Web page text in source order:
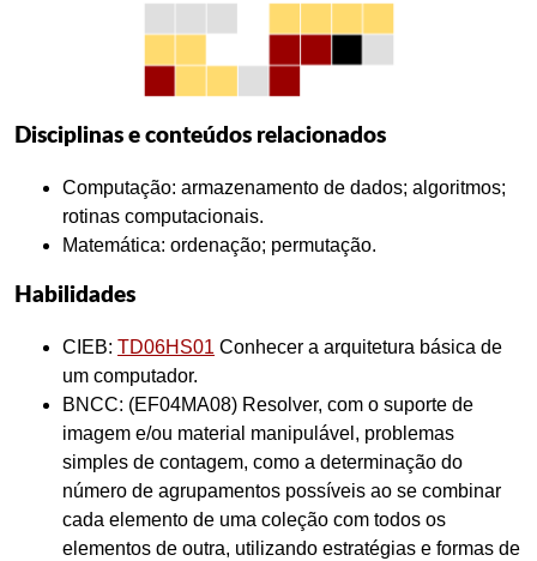
Disciplinas e conteúdos relacionados
Computação: armazenamento de dados; algoritmos;
rotinas computacionais.
Matemática: ordenação; permutação.
Habilidades
CIEB: TD06HS01 Conhecer a arquitetura básica de
um computador.
BNCC: (EF04MA08) Resolver, com o suporte de
imagem e/ou material manipulável, problemas
simples de contagem, como a determinação do
número de agrupamentos possíveis ao se combinar
cada elemento de uma coleção com todos os
elementos de outra, utilizando estratégias e formas de